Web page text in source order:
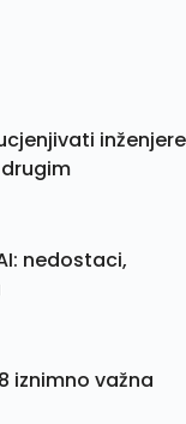
inženjere
nedostaci,
iznimno važna